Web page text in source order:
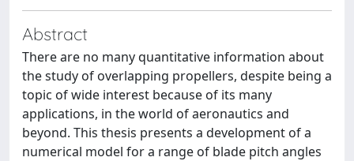
Abstract
There are no many quantitative information about
the study of overlapping propellers, despite being a
topic of wide interest because of its many
applications, in the world of aeronautics and
beyond. This thesis presents a development of a
numerical model for a range of blade pitch angles